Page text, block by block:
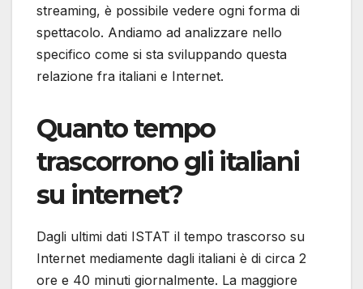
streaming, è possibile vedere ogni forma di
spettacolo. Andiamo ad analizzare nello
specifico come si sta sviluppando questa
relazione fra italiani e Internet.
Quanto tempo
trascorrono gli italiani
su internet?
Dagli ultimi dati ISTAT il tempo trascorso su
Internet mediamente dagli italiani è di circa 2
ore e 40 minuti giornalmente. La maggiore